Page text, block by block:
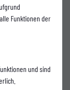
Funktionen der
und sind